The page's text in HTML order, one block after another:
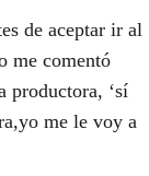
de aceptar ir al
me comentó
productora, ‘sí
yo me le voy a